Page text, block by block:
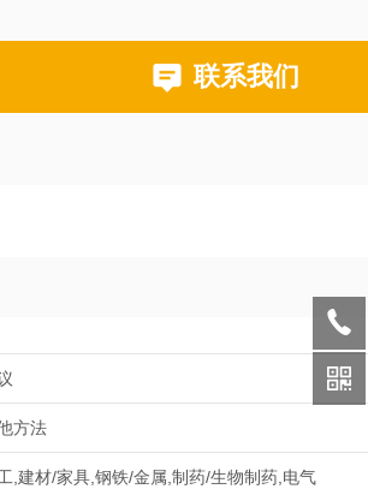
联系我们
方法
,建材/家具,钢铁/金属,制药/生物制药,电气